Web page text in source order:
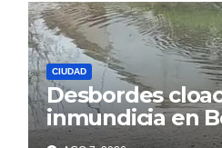
CIUDAD
Desbordes
inmundicia en
colapso de la